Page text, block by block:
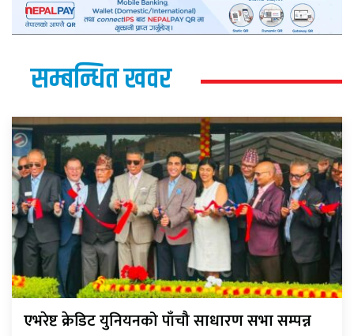
सम्बन्धित खवर
एभरेष्ट क्रेडिट युनियनको पाँचौ साधारण सभा सम्पन्न